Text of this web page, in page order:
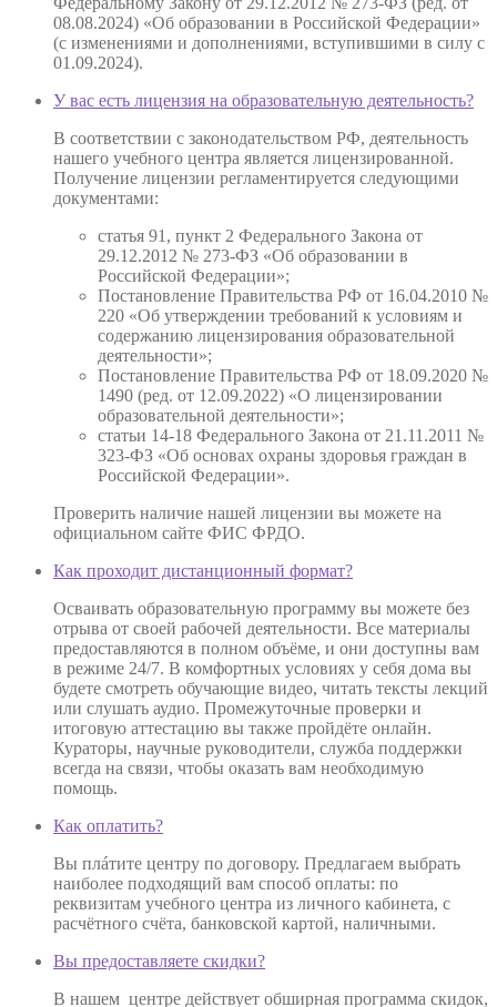
08.08.2024) «Об образовании в Российской Федерации»
(с изменениями и дополнениями, вступившими в силу с
01.09.2024).
У вас есть лицензия на образовательную деятельность?
В соответствии с законодательством РФ, деятельность
нашего учебного центра является лицензированной.
Получение лицензии регламентируется следующими
документами:
статья 91, пункт 2 Федерального Закона от
29.12.2012 № 273-ФЗ «Об образовании в
Российской Федерации»;
Постановление Правительства РФ от 16.04.2010 №
220 «Об утверждении требований к условиям и
содержанию лицензирования образовательной
деятельности»;
Постановление Правительства РФ от 18.09.2020 №
1490 (ред. от 12.09.2022) «О лицензировании
образовательной деятельности»;
статьи 14-18 Федерального Закона от 21.11.2011 №
323-ФЗ «Об основах охраны здоровья граждан в
Российской Федерации».
Проверить наличие нашей лицензии вы можете на
официальном сайте ФИС ФРДО.
Как проходит дистанционный формат?
Осваивать образовательную программу вы можете без
отрыва от своей рабочей деятельности. Все материалы
предоставляются в полном объёме, и они доступны вам
в режиме 24/7. В комфортных условиях у себя дома вы
будете смотреть обучающие видео, читать тексты лекций
или слушать аудио. Промежуточные проверки и
итоговую аттестацию вы также пройдёте онлайн.
Кураторы, научные руководители, служба поддержки
всегда на связи, чтобы оказать вам необходимую
помощь.
Как оплатить?
Вы плáтите центру по договору. Предлагаем выбрать
наиболее подходящий вам способ оплаты: по
реквизитам учебного центра из личного кабинета, с
расчётного счёта, банковской картой, наличными.
Вы предоставляете скидки?
В нашем центре действует обширная программа скидок,